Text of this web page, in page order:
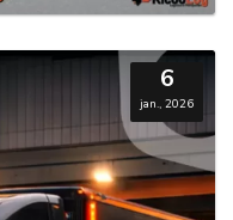
6
jan., 2026